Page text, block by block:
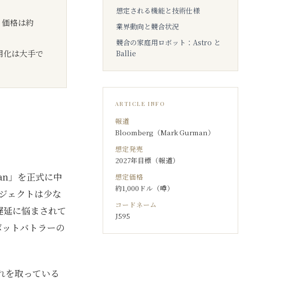
格は約
は大手で
」を正式に中
ェクトは少な
に悩まされて
トバトラーの
取っている
想定される機能と技術仕様
業界動向と競合状況
競合の家庭用ロボット：Astro と
Ballie
ARTICLE INFO
報道
Bloomberg（Mark Gurman）
想定発売
2027年目標（報道）
想定価格
約1,000ドル（噂）
コードネーム
J595